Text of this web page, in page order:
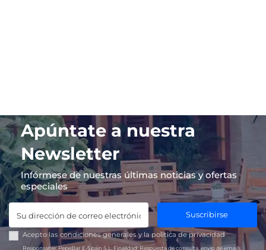
Apúntate a nuestra
Newsletter
Infórmese de nuestras últimas noticias y ofertas
especiales
Suscribirse
Acepto las condiciones generales y lapolítica de privacidad
Responsable:PepeBar E-Spain S.L. Finalidad: Respuesta de consulta, envío de emails